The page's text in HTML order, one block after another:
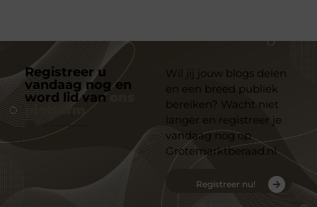
Registreer u
vandaag nog en
word lid van
platform
Wil jij jouw blogs delen
en een breed publiek
bereiken? Wacht niet
langer en registreer je
vandaag nog op
Grotemarktberaad.nl
Registreer nu!